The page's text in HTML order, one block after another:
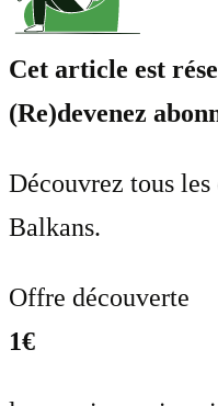
Cet article est
(Re)devenez
Découvrez tous
Balkans.
Offre découverte
1€